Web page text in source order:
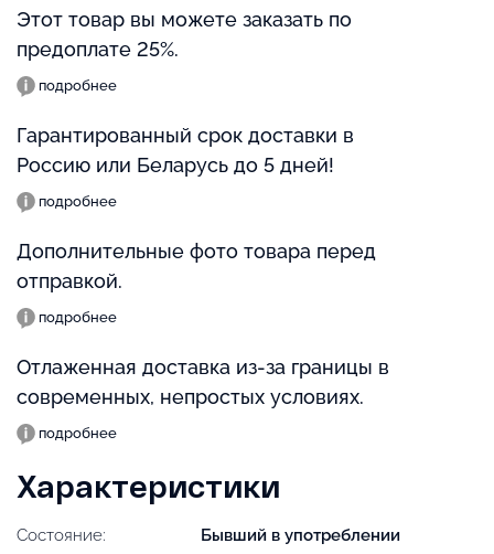
Этот товар вы можете заказать по
предоплате 25%.
подробнее
Гарантированный срок доставки в
Россию или Беларусь до 5 дней!
подробнее
Дополнительные фото товара перед
отправкой.
подробнее
Отлаженная доставка из-за границы в
современных, непростых условиях.
подробнее
Характеристики
Состояние:
Бывший в употреблении